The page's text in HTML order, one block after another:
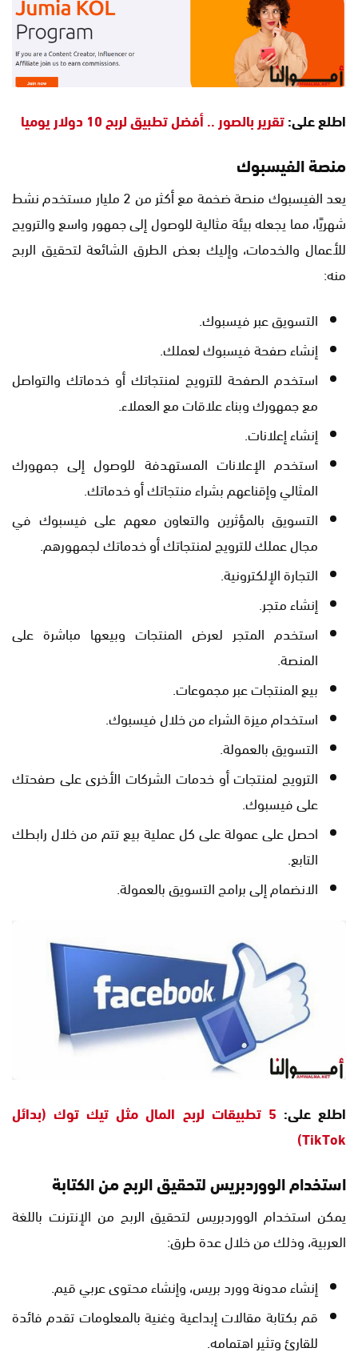
اطلع على:تقرير بالصور .. أفضل تطبيق لربح 10 دولار يوميا
منصة الفيسبوك
يعد الفيسبوك منصة ضخمة مع أكثر من 2 مليار مستخدم نشط
شهريًا، مما يجعله بيئة مثالية للوصول إلى جمهور واسع والترويج
للأعمال والخدمات، وإليك بعض الطرق الشائعة لتحقيق الربح
منه:
التسويق عبر فيسبوك.
إنشاء صفحة فيسبوك لعملك.
استخدم الصفحة للترويج لمنتجاتك أو خدماتك والتواصل
مع جمهورك وبناء علاقات مع العملاء.
إنشاء إعلانات.
استخدم الإعلانات المستهدفة للوصول إلى جمهورك
المثالي وإقناعهم بشراء منتجاتك أو خدماتك.
التسويق بالمؤثرين والتعاون معهم على فيسبوك في
مجال عملك للترويج لمنتجاتك أو خدماتك لجمهورهم.
التجارة الإلكترونية.
إنشاء متجر.
استخدم المتجر لعرض المنتجات وبيعها مباشرة على
المنصة.
بيع المنتجات عبر مجموعات.
استخدام ميزة الشراء من خلال فيسبوك.
التسويق بالعمولة.
الترويج لمنتجات أو خدمات الشركات الأخرى على صفحتك
على فيسبوك.
احصل على عمولة على كل عملية بيع تتم من خلال رابطك
التابع.
الانضمام إلى برامج التسويق بالعمولة.
اطلع على:
5 تطبيقات لربح المال مثل تيك توك (بدائل
TikTok)
استخدام الووردبريس لتحقيق الربح من الكتابة
يمكن استخدام الووردبريس لتحقيق الربح من الإنترنت باللغة
العربية، وذلك من خلال عدة طرق:
إنشاء مدونة وورد بريس، وإنشاء محتوى عربي قيم.
قم بكتابة مقالات إبداعية وغنية بالمعلومات تقدم فائدة
للقارئ وتثير اهتمامه.